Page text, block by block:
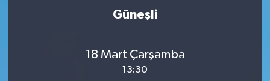
Güneşli
18 Mart Çarşamba
13:30